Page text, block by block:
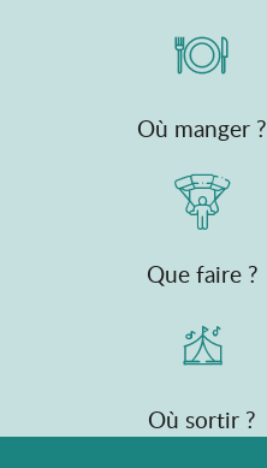
Où manger ?
Que faire ?
Où sortir ?